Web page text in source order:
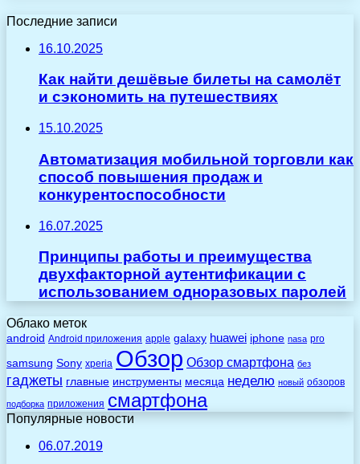
Последние записи
16.10.2025
Как найти дешёвые билеты на самолёт
и сэкономить на путешествиях
15.10.2025
Автоматизация мобильной торговли как
способ повышения продаж и
конкурентоспособности
16.07.2025
Принципы работы и преимущества
двухфакторной аутентификации с
использованием одноразовых паролей
Облако меток
android Android приложения apple galaxy huawei iphone nasa pro
samsung Sony xperia Обзор Обзор смартфона без
гаджеты главные инструменты месяца неделю новый обзоров
подборка приложения смартфона
Популярные новости
06.07.2019